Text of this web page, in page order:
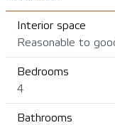
Interior space
Reasonable to
Bedrooms
4
Bathrooms